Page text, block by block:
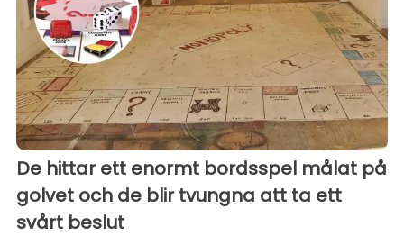
De hittar ett enormt bordsspel målat på
golvet och de blir tvungna att ta ett
svårt beslut